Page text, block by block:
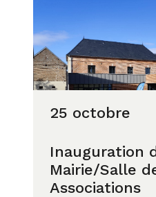
25 octobre
Inauguration
Mairie/Salle
Associations